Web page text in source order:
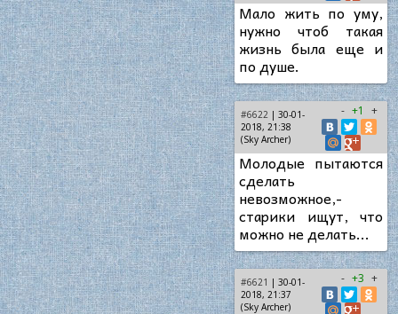
Мало жить по уму,
нужно чтоб такая
жизнь была еще и
по душе.
#6622 | 30-01-
2018, 21:38
(Sky Archer)
- +1 +
Молодые пытаются
сделать
невозможное,-
старики ищут, что
можно не делать...
#6621 | 30-01-
2018, 21:37
(Sky Archer)
- +3 +